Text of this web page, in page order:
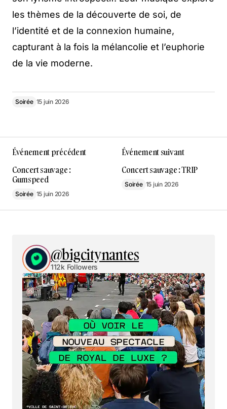
les thèmes de la découverte de soi, de
l’identité et de la connexion humaine,
capturant à la fois la mélancolie et l’euphorie
de la vie moderne.
Soirée 15 juin 2026
Événement précédent
Concert sauvage :
Gumspeed
Soirée 15 juin 2026
Événement suivant
Concert sauvage : TRIP
Soirée 15 juin 2026
@bigcitynantes
112k Followers